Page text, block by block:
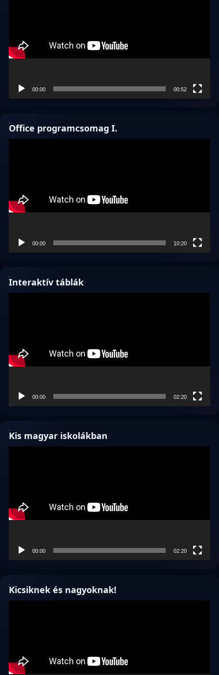
00:00 00:52
Office programcsomag I.
00:00 10:20
Interaktív táblák
00:00 02:20
Kis magyar iskolákban
00:00 02:20
Kicsiknek és nagyoknak!